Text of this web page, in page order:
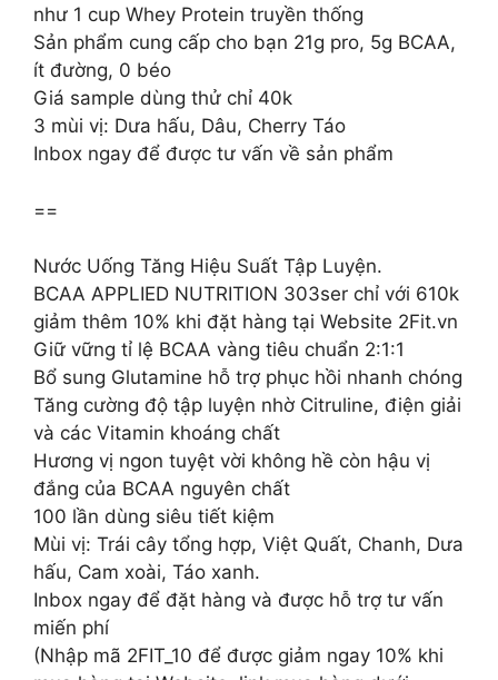
như 1 cup Whey Protein truyền thống
Sản phẩm cung cấp cho bạn 21g pro, 5g BCAA,
ít đường, 0 béo
Giá sample dùng thử chỉ 40k
3 mùi vị: Dưa hấu, Dâu, Cherry Táo
Inbox ngay để được tư vấn về sản phẩm
==
Nước Uống Tăng Hiệu Suất Tập Luyện.
BCAA APPLIED NUTRITION 303ser chỉ với 610k
giảm thêm 10% khi đặt hàng tại Website 2Fit.vn
Giữ vững tỉ lệ BCAA vàng tiêu chuẩn 2:1:1
Bổ sung Glutamine hỗ trợ phục hồi nhanh chóng
Tăng cường độ tập luyện nhờ Citruline, điện giải
và các Vitamin khoáng chất
Hương vị ngon tuyệt vời không hề còn hậu vị
đắng của BCAA nguyên chất
100 lần dùng siêu tiết kiệm
Mùi vị: Trái cây tổng hợp, Việt Quất, Chanh, Dưa
hấu, Cam xoài, Táo xanh.
Inbox ngay để đặt hàng và được hỗ trợ tư vấn
miến phí
(Nhập mã 2FIT_10 để được giảm ngay 10% khi